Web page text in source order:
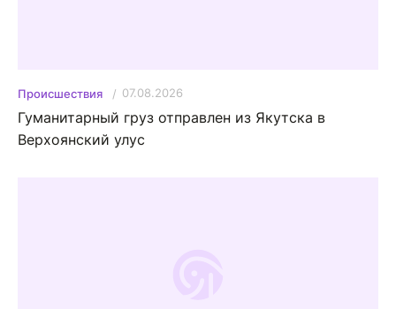
Происшествия 07.08.2026
Гуманитарный груз отправлен из Якутска в
Верхоянский улус